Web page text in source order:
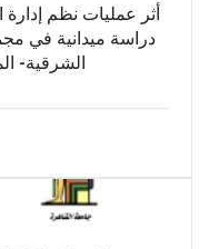
أثر عمليات نظم إدارة
دراسة ميدانية في
الشرقية-